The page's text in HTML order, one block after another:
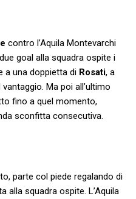
contro l’Aquila Montevarchi
goal alla squadra ospite i
a una doppietta di Rosati, a
Ma poi all’ultimo
fino a quel momento,
sconfitta consecutiva.
parte col piede regalando di
alla squadra ospite. L’Aquila